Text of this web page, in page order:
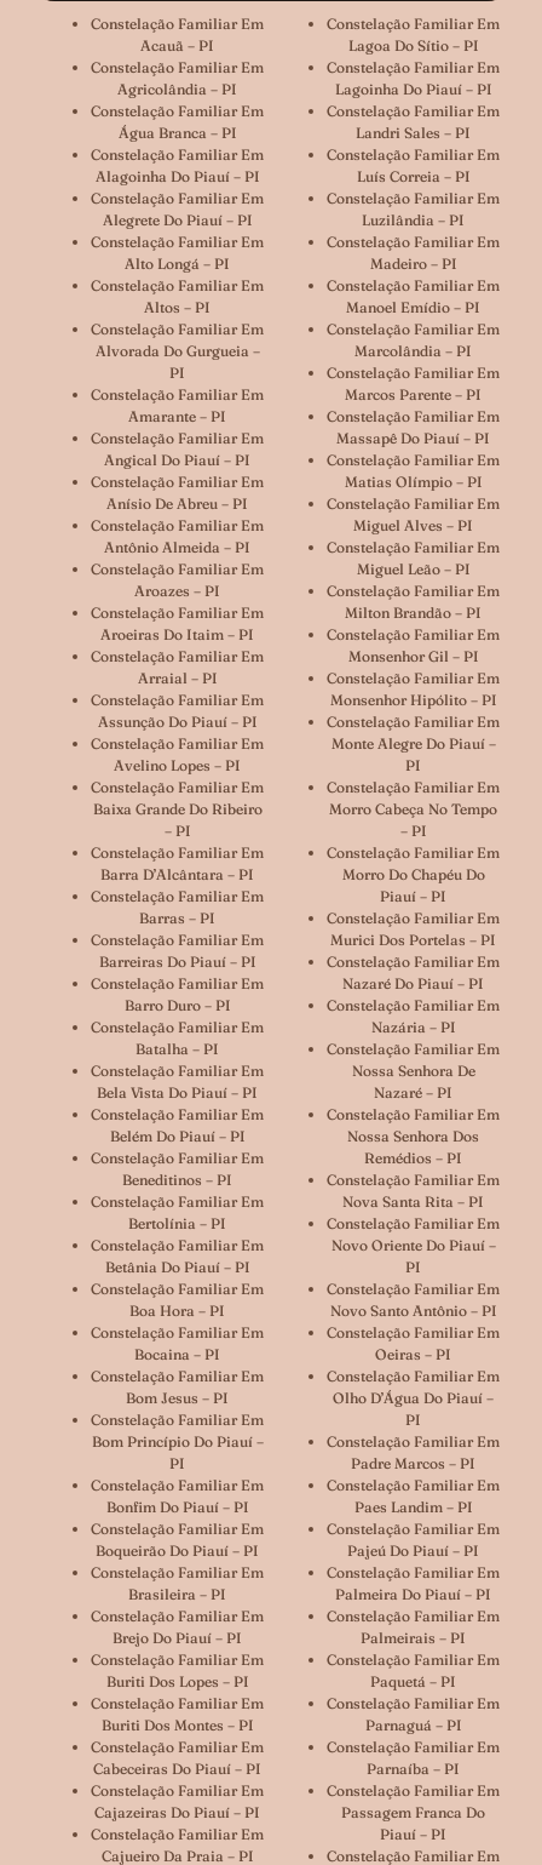
Constelação Familiar Em
Acauã – PI
Constelação Familiar Em
Agricolândia – PI
Constelação Familiar Em
Água Branca – PI
Constelação Familiar Em
Alagoinha Do Piauí – PI
Constelação Familiar Em
Alegrete Do Piauí – PI
Constelação Familiar Em
Alto Longá – PI
Constelação Familiar Em
Altos – PI
Constelação Familiar Em
Alvorada Do Gurgueia –
PI
Constelação Familiar Em
Amarante – PI
Constelação Familiar Em
Angical Do Piauí – PI
Constelação Familiar Em
Anísio De Abreu – PI
Constelação Familiar Em
Antônio Almeida – PI
Constelação Familiar Em
Aroazes – PI
Constelação Familiar Em
Aroeiras Do Itaim – PI
Constelação Familiar Em
Arraial – PI
Constelação Familiar Em
Assunção Do Piauí – PI
Constelação Familiar Em
Avelino Lopes – PI
Constelação Familiar Em
Baixa Grande Do Ribeiro
– PI
Constelação Familiar Em
Barra D’Alcântara – PI
Constelação Familiar Em
Barras – PI
Constelação Familiar Em
Barreiras Do Piauí – PI
Constelação Familiar Em
Barro Duro – PI
Constelação Familiar Em
Batalha – PI
Constelação Familiar Em
Bela Vista Do Piauí – PI
Constelação Familiar Em
Belém Do Piauí – PI
Constelação Familiar Em
Beneditinos – PI
Constelação Familiar Em
Bertolínia – PI
Constelação Familiar Em
Betânia Do Piauí – PI
Constelação Familiar Em
Boa Hora – PI
Constelação Familiar Em
Bocaina – PI
Constelação Familiar Em
Bom Jesus – PI
Constelação Familiar Em
Bom Princípio Do Piauí –
PI
Constelação Familiar Em
Bonfim Do Piauí – PI
Constelação Familiar Em
Boqueirão Do Piauí – PI
Constelação Familiar Em
Brasileira – PI
Constelação Familiar Em
Brejo Do Piauí – PI
Constelação Familiar Em
Buriti Dos Lopes – PI
Constelação Familiar Em
Buriti Dos Montes – PI
Constelação Familiar Em
Cabeceiras Do Piauí – PI
Constelação Familiar Em
Cajazeiras Do Piauí – PI
Constelação Familiar Em
Cajueiro Da Praia – PI
Constelação Familiar Em
Lagoa Do Sítio – PI
Constelação Familiar Em
Lagoinha Do Piauí – PI
Constelação Familiar Em
Landri Sales – PI
Constelação Familiar Em
Luís Correia – PI
Constelação Familiar Em
Luzilândia – PI
Constelação Familiar Em
Madeiro – PI
Constelação Familiar Em
Manoel Emídio – PI
Constelação Familiar Em
Marcolândia – PI
Constelação Familiar Em
Marcos Parente – PI
Constelação Familiar Em
Massapê Do Piauí – PI
Constelação Familiar Em
Matias Olímpio – PI
Constelação Familiar Em
Miguel Alves – PI
Constelação Familiar Em
Miguel Leão – PI
Constelação Familiar Em
Milton Brandão – PI
Constelação Familiar Em
Monsenhor Gil – PI
Constelação Familiar Em
Monsenhor Hipólito – PI
Constelação Familiar Em
Monte Alegre Do Piauí –
PI
Constelação Familiar Em
Morro Cabeça No Tempo
– PI
Constelação Familiar Em
Morro Do Chapéu Do
Piauí – PI
Constelação Familiar Em
Murici Dos Portelas – PI
Constelação Familiar Em
Nazaré Do Piauí – PI
Constelação Familiar Em
Nazária – PI
Constelação Familiar Em
Nossa Senhora De
Nazaré – PI
Constelação Familiar Em
Nossa Senhora Dos
Remédios – PI
Constelação Familiar Em
Nova Santa Rita – PI
Constelação Familiar Em
Novo Oriente Do Piauí –
PI
Constelação Familiar Em
Novo Santo Antônio – PI
Constelação Familiar Em
Oeiras – PI
Constelação Familiar Em
Olho D’Água Do Piauí –
PI
Constelação Familiar Em
Padre Marcos – PI
Constelação Familiar Em
Paes Landim – PI
Constelação Familiar Em
Pajeú Do Piauí – PI
Constelação Familiar Em
Palmeira Do Piauí – PI
Constelação Familiar Em
Palmeirais – PI
Constelação Familiar Em
Paquetá – PI
Constelação Familiar Em
Parnaguá – PI
Constelação Familiar Em
Parnaíba – PI
Constelação Familiar Em
Passagem Franca Do
Piauí – PI
Constelação Familiar Em